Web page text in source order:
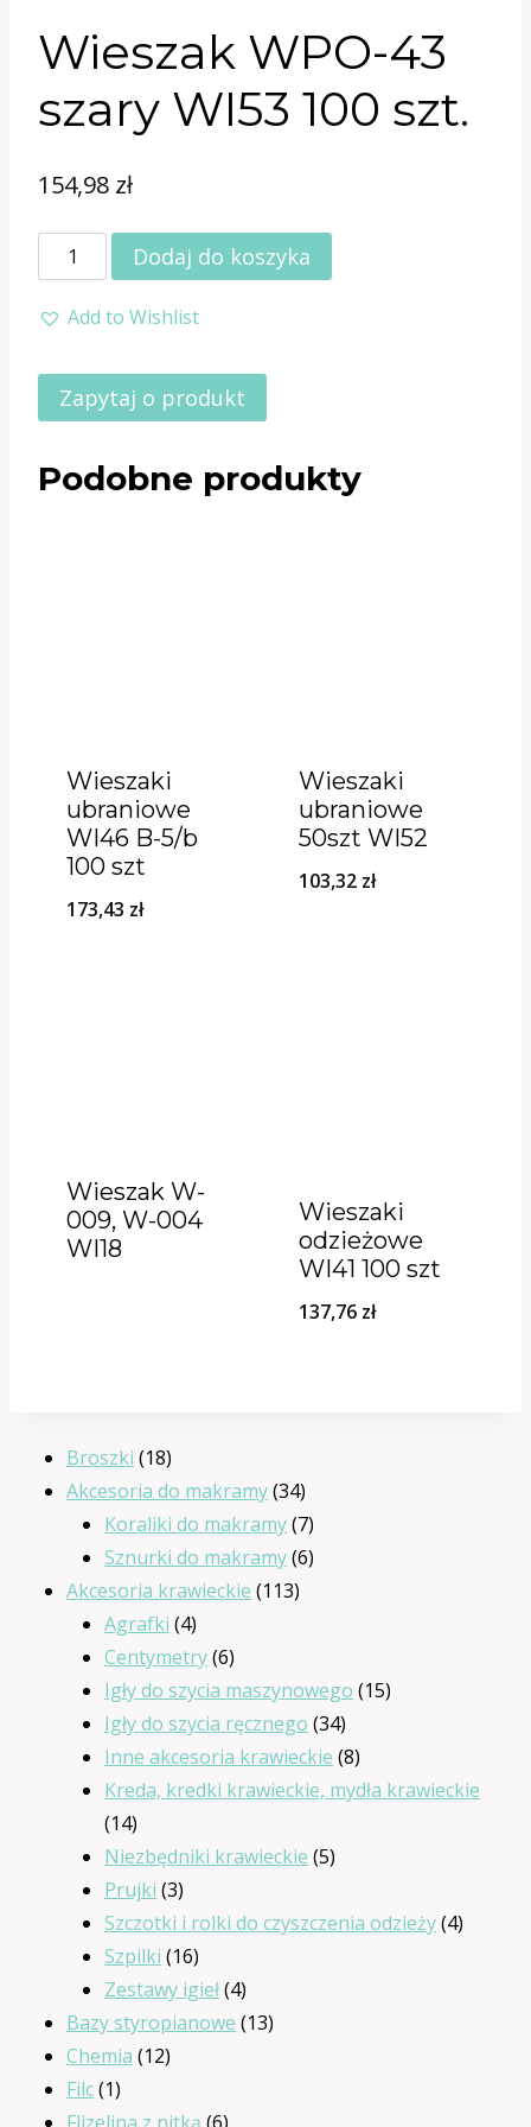
Wieszak WPO-43
szary WI53 100 szt.
154,98 zł
ilość
Wieszak
WPO-
szary
100
Dodaj do koszyka
Add to Wishlist
Podobne produkty
Wieszaki
ubraniowe
WI46 B-5/b
100 szt
173,43 zł
Wieszaki
ubraniowe
50szt WI52
103,32 zł
Wieszak W-
009, W-004
WI18
Wieszaki
odzieżowe
WI41 100 szt
137,76 zł
Broszki 1818
produktów
Akcesoria do makramy 3434
produkty
Koraliki do makramy 77
produktów
Sznurki do makramy 66
Akcesoria krawieckie 113113
Agrafki 44
produkty
Centymetry 66
produktów
Igły do szycia maszynowego 1515
Igły do szycia ręcznego 3434
produkty
Inne akcesoria krawieckie 88
produktów
Kreda, kredki krawieckie, mydła krawieckie
1414
produktów
Niezbędniki krawieckie 55
Prujki 33
produkty
Szczotki i rolki do czyszczenia odzieży 44
Szpilki 1616
produktów
Zestawy igieł 44
produkty
Bazy styropianowe 1313
Chemia 1212
Filc 11
produkt
6